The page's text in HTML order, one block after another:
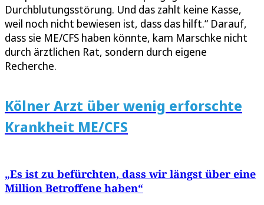
Durchblutungsstörung. Und das zahlt keine Kasse,
weil noch nicht bewiesen ist, dass das hilft.“ Darauf,
dass sie ME/CFS haben könnte, kam Marschke nicht
durch ärztlichen Rat, sondern durch eigene
Recherche.
Kölner Arzt über wenig erforschte
Krankheit ME/CFS
„Es ist zu befürchten, dass wir längst über eine
Million Betroffene haben“